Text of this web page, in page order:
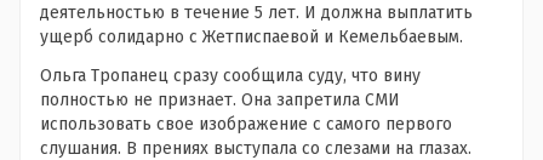
деятельностью в течение 5 лет. И должна выплатить
ущерб солидарно с Жетписпаевой и Кемельбаевым.
Ольга Тропанец сразу сообщила суду, что вину
полностью не признает. Она запретила СМИ
использовать свое изображение с самого первого
слушания. В прениях выступала со слезами на глазах.